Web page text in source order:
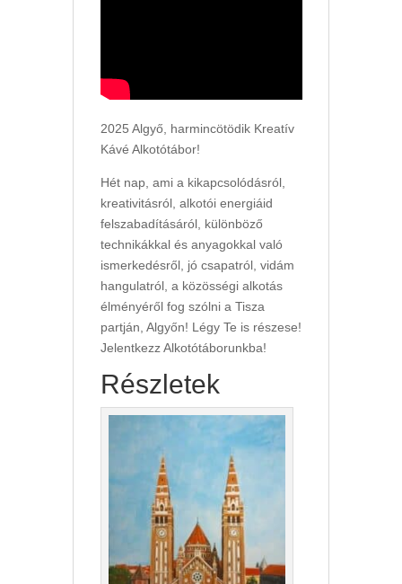
2025 Algyő, harmincötödik Kreatív
Kávé Alkotótábor!
Hét nap, ami a kikapcsolódásról,
kreativitásról, alkotói energiáid
felszabadításáról, különböző
technikákkal és anyagokkal való
ismerkedésről, jó csapatról, vidám
hangulatról, a közösségi alkotás
élményéről fog szólni a Tisza
partján, Algyőn! Légy Te is részese!
Jelentkezz Alkotótáborunkba!
Részletek